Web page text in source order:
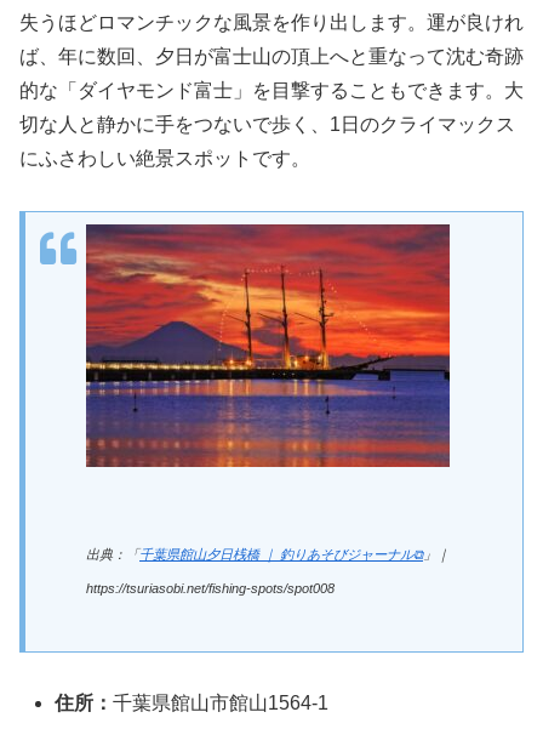
失うほどロマンチックな風景を作り出します。運が良けれ
ば、年に数回、夕日が富士山の頂上へと重なって沈む奇跡
的な「ダイヤモンド富士」を目撃することもできます。大
切な人と静かに手をつないで歩く、1日のクライマックス
にふさわしい絶景スポットです。
出典：「千葉県館山夕日桟橋 ｜ 釣りあそびジャーナル⧉」｜
https://tsuriasobi.net/fishing-spots/spot008
住所：千葉県館山市館山1564-1